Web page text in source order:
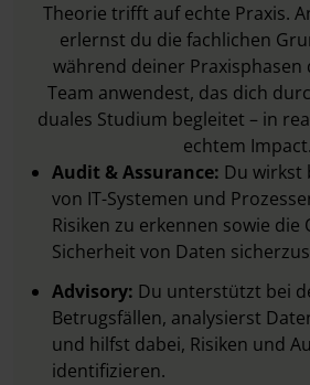
Theorie trifft auf echte Praxis.
erlernst du die fachlichen
während deiner Praxisphasen
Team anwendest, das dich
duales Studium begleitet – in
echtem Impact.
Audit & Assurance: Du wirkst
von IT-Systemen und
Risiken zu erkennen sowie die
Sicherheit von Daten
Advisory: Du unterstützt bei
Betrugsfällen, analysierst
und hilfst dabei, Risiken und
identifizieren.